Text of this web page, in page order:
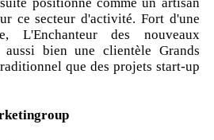
ce secteur d'activité. Fort d'une
L'Enchanteur des nouveaux
aussi bien une clientèle Grands
que des projets start-up